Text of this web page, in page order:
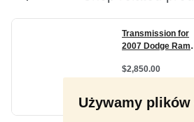
Używamy